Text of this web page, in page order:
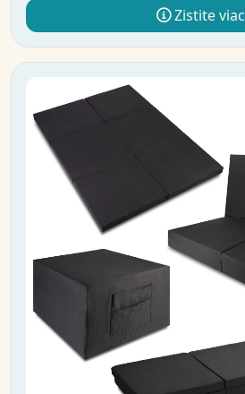
Zistite viac